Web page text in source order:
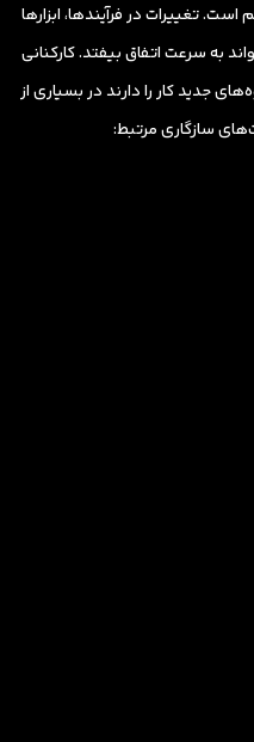
تغییرات در فرآیندها، ابزارها
به سرعت اتفاق بیفتد. کارکنانی
جدید کار را دارند در بسیاری از
سازگاری مرتبط: